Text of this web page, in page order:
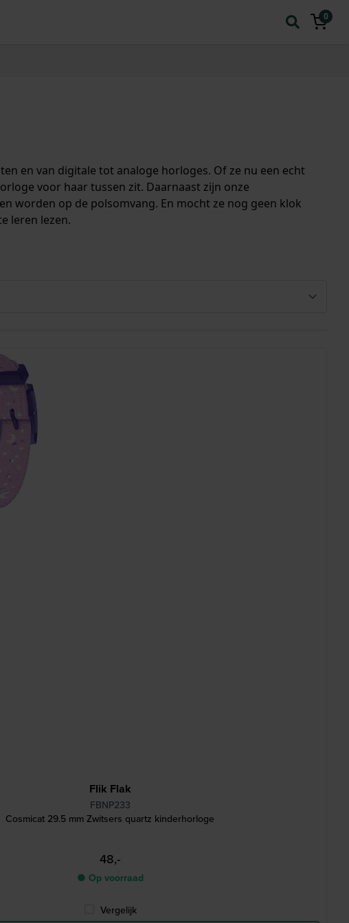
0
en van digitale tot analoge horloges. Of ze nu een echt
voor haar tussen zit. Daarnaast zijn onze
worden op de polsomvang. En mocht ze nog geen klok
leren lezen.
Flik Flak
FBNP233
Cosmicat 29.5 mm Zwitsers quartz kinderhorloge
48,-
● Op voorraad
Vergelijk